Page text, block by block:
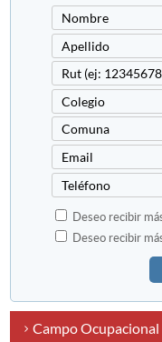
Deseo recibir
Deseo recibir
Campo Ocupacional